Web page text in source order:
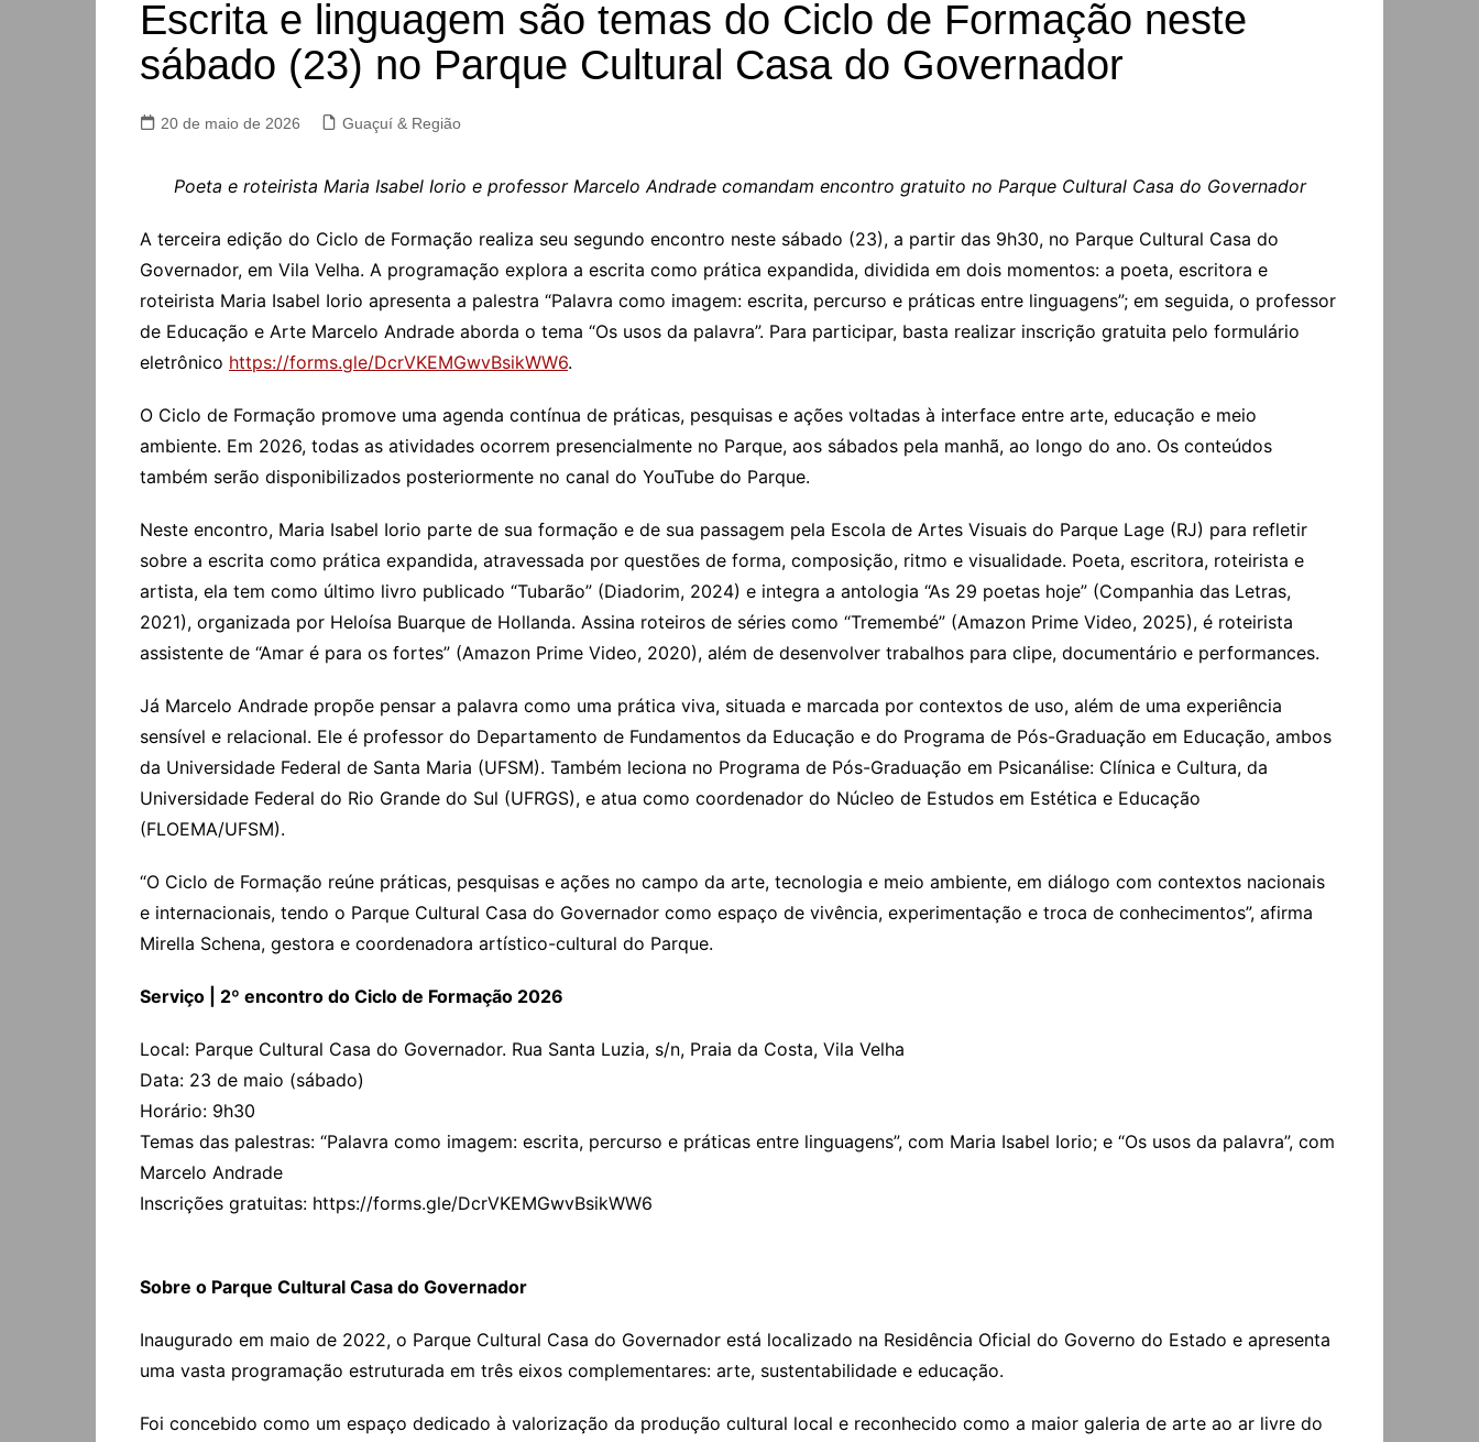
Escrita e linguagem são temas do Ciclo de Formação neste
sábado (23) no Parque Cultural Casa do Governador
20 de maio de 2026 Guaçuí & Região
Poeta e roteirista Maria Isabel Iorio e professor Marcelo Andrade comandam encontro gratuito no Parque Cultural Casa do Governador
A terceira edição do Ciclo de Formação realiza seu segundo encontro neste sábado (23), a partir das 9h30, no Parque Cultural Casa do
Governador, em Vila Velha. A programação explora a escrita como prática expandida, dividida em dois momentos: a poeta, escritora e
roteirista Maria Isabel Iorio apresenta a palestra “Palavra como imagem: escrita, percurso e práticas entre linguagens”; em seguida, o professor
de Educação e Arte Marcelo Andrade aborda o tema “Os usos da palavra”. Para participar, basta realizar inscrição gratuita pelo formulário
eletrônico https://forms.gle/DcrVKEMGwvBsikWW6.
O Ciclo de Formação promove uma agenda contínua de práticas, pesquisas e ações voltadas à interface entre arte, educação e meio
ambiente. Em 2026, todas as atividades ocorrem presencialmente no Parque, aos sábados pela manhã, ao longo do ano. Os conteúdos
também serão disponibilizados posteriormente no canal do YouTube do Parque.
Neste encontro, Maria Isabel Iorio parte de sua formação e de sua passagem pela Escola de Artes Visuais do Parque Lage (RJ) para refletir
sobre a escrita como prática expandida, atravessada por questões de forma, composição, ritmo e visualidade. Poeta, escritora, roteirista e
artista, ela tem como último livro publicado “Tubarão” (Diadorim, 2024) e integra a antologia “As 29 poetas hoje” (Companhia das Letras,
2021), organizada por Heloísa Buarque de Hollanda. Assina roteiros de séries como “Tremembé” (Amazon Prime Video, 2025), é roteirista
assistente de “Amar é para os fortes” (Amazon Prime Video, 2020), além de desenvolver trabalhos para clipe, documentário e performances.
Já Marcelo Andrade propõe pensar a palavra como uma prática viva, situada e marcada por contextos de uso, além de uma experiência
sensível e relacional. Ele é professor do Departamento de Fundamentos da Educação e do Programa de Pós-Graduação em Educação, ambos
da Universidade Federal de Santa Maria (UFSM). Também leciona no Programa de Pós-Graduação em Psicanálise: Clínica e Cultura, da
Universidade Federal do Rio Grande do Sul (UFRGS), e atua como coordenador do Núcleo de Estudos em Estética e Educação
(FLOEMA/UFSM).
“O Ciclo de Formação reúne práticas, pesquisas e ações no campo da arte, tecnologia e meio ambiente, em diálogo com contextos nacionais
e internacionais, tendo o Parque Cultural Casa do Governador como espaço de vivência, experimentação e troca de conhecimentos”, afirma
Mirella Schena, gestora e coordenadora artístico-cultural do Parque.
Serviço | 2º encontro do Ciclo de Formação 2026
Local: Parque Cultural Casa do Governador. Rua Santa Luzia, s/n, Praia da Costa, Vila Velha
Data: 23 de maio (sábado)
Horário: 9h30
Temas das palestras: “Palavra como imagem: escrita, percurso e práticas entre linguagens”, com Maria Isabel Iorio; e “Os usos da palavra”, com
Marcelo Andrade
Inscrições gratuitas: https://forms.gle/DcrVKEMGwvBsikWW6
Sobre o Parque Cultural Casa do Governador
Inaugurado em maio de 2022, o Parque Cultural Casa do Governador está localizado na Residência Oficial do Governo do Estado e apresenta
uma vasta programação estruturada em três eixos complementares: arte, sustentabilidade e educação.
Foi concebido como um espaço dedicado à valorização da produção cultural local e reconhecido como a maior galeria de arte ao ar livre do